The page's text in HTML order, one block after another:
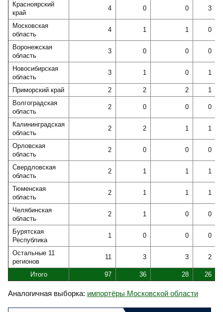
Красноярский
край
4 0 0 3
Московская
область
4 1 1 0
Воронежская
область
3 0 0 0
Новосибирская
область
3 1 0 1
Приморский край 2 2 2
1
Волгоградская
область
2 0 0 0
Калининградская
область
2 2 1 1
Орловская
область
2 0 0 0
Свердловская
область
2 1 1 1
Тюменская
область
2 1 1 1
Челябинская
область
2 1 0 0
Бурятская
Республика
1 0 0 0
Остальные 11
регионов
11 3 3 2
Итого 97 36 28 26
Аналогичная выборка: импортёры Московской области